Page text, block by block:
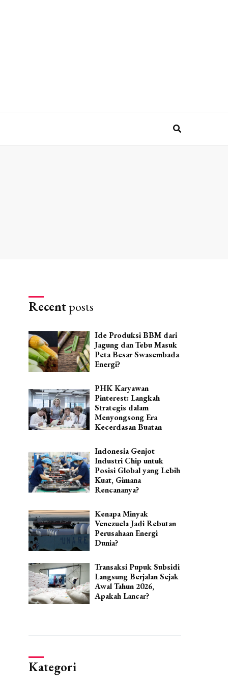
Recentposts
Ide Produksi BBM dari
Jagung dan Tebu Masuk
Peta Besar Swasembada
Energi?
PHK Karyawan
Pinterest: Langkah
Strategis dalam
Menyongsong Era
Kecerdasan Buatan
Indonesia Genjot
Industri Chip untuk
Posisi Global yang Lebih
Kuat, Gimana
Rencananya?
Kenapa Minyak
Venezuela Jadi Rebutan
Perusahaan Energi
Dunia?
Transaksi Pupuk Subsidi
Langsung Berjalan Sejak
Awal Tahun 2026,
Apakah Lancar?
Kategori